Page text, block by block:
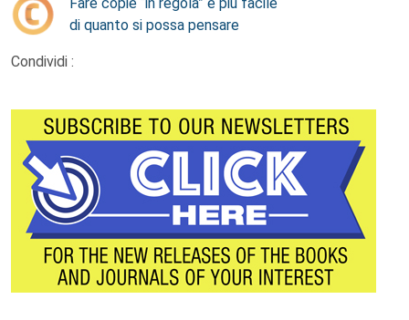
di quanto si possa pensare
Condividi :